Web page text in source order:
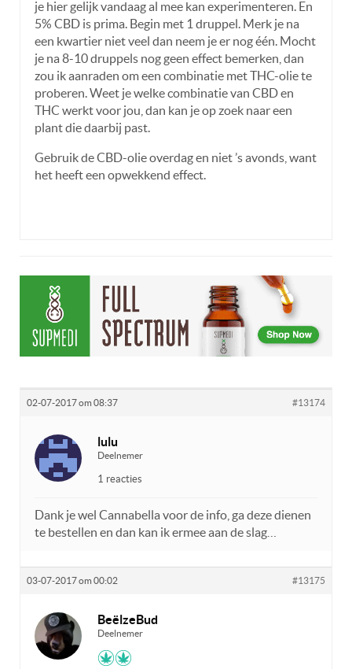
je hier gelijk vandaag al mee kan experimenteren. En
5% CBD is prima. Begin met 1 druppel. Merk je na
een kwartier niet veel dan neem je er nog één. Mocht
je na 8-10 druppels nog geen effect bemerken, dan
zou ik aanraden om een combinatie met THC-olie te
proberen. Weet je welke combinatie van CBD en
THC werkt voor jou, dan kan je op zoek naar een
plant die daarbij past.
Gebruik de CBD-olie overdag en niet ’s avonds, want
het heeft een opwekkend effect.
02-07-2017 om 08:37 #13174
lulu
Deelnemer
1 reacties
Dank je wel Cannabella voor de info, ga deze dienen
te bestellen en dan kan ik ermee aan de slag…
03-07-2017 om 00:02 #13175
BeëlzeBud
Deelnemer